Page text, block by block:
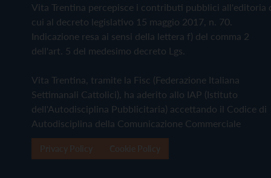
Vita Trentina percepisce i contributi pubblici all'editoria
cui al decreto legislativo 15 maggio 2017, n. 70.
Indicazione resa ai sensi della lettera f) del comma 2
dell'art. 5 del medesimo decreto Lgs.
Vita Trentina, tramite la Fisc (Federazione Italiana
Settimanali Cattolici), ha aderito allo IAP (Istituto
dell'Autodisciplina Pubblicitaria) accettando il Codice di
Autodisciplina della Comunicazione Commerciale